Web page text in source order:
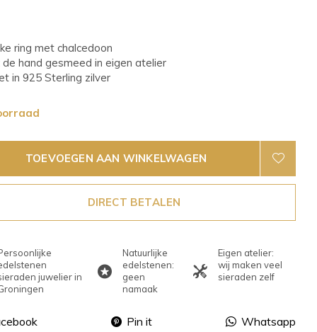
ring met chalcedoon
hand gesmeed in eigen atelier
in 925 Sterling zilver
TOEVOEGEN AAN WINKELWAGEN
DIRECT BETALEN
juwelier in
Natuurlijke
edelstenen:
geen
namaak
Eigen atelier:
wij maken veel
sieraden zelf
Pin it Whatsapp